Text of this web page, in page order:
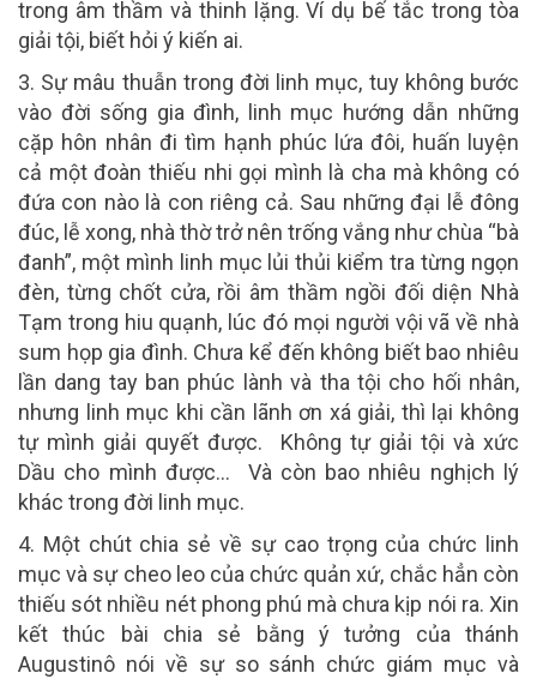
trong âm thầm và thinh lặng. Ví dụ bế tắc trong tòa
giải tội, biết hỏi ý kiến ai.
3. Sự mâu thuẫn trong đời linh mục, tuy không bước
vào đời sống gia đình, linh mục hướng dẫn những
cặp hôn nhân đi tìm hạnh phúc lứa đôi, huấn luyện
cả một đoàn thiếu nhi gọi mình là cha mà không có
đứa con nào là con riêng cả. Sau những đại lễ đông
đúc, lễ xong, nhà thờ trở nên trống vắng như chùa “bà
đanh”, một mình linh mục lủi thủi kiểm tra từng ngọn
đèn, từng chốt cửa, rồi âm thầm ngồi đối diện Nhà
Tạm trong hiu quạnh, lúc đó mọi người vội vã về nhà
sum họp gia đình. Chưa kể đến không biết bao nhiêu
lần dang tay ban phúc lành và tha tội cho hối nhân,
nhưng linh mục khi cần lãnh ơn xá giải, thì lại không
tự mình giải quyết được. Không tự giải tội và xức
Dầu cho mình được… Và còn bao nhiêu nghịch lý
khác trong đời linh mục.
4. Một chút chia sẻ về sự cao trọng của chức linh
mục và sự cheo leocủa chức quản xứ, chắc hẳn còn
thiếu sót nhiều nét phong phú mà chưa kịp nói ra. Xin
kết thúc bài chia sẻ bằng ý tưởng của thánh
Augustinô nói về sự so sánh chức giám mục và